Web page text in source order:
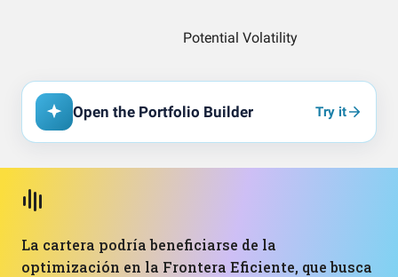
Open the Portfolio Builder Try it
La cartera podría beneficiarse de la
optimización en la Frontera Eficiente, que busca